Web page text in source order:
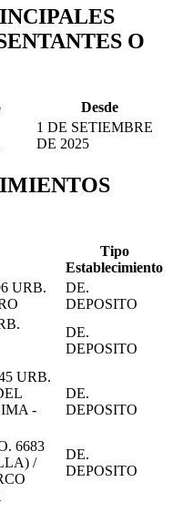
O
Desde
1 DE SETIEMBRE
DE 2025
Tipo
Establecimiento
URB.
DE.
DEPOSITO
DE.
DEPOSITO
URB.
-
DE.
DEPOSITO
6683
/
DE.
DEPOSITO